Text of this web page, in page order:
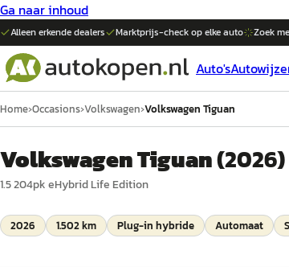
Ga naar inhoud
Alleen erkende dealers Marktprijs-check op elkeauto Zoek
Auto's
Home›Occasions›Volkswagen›Volkswagen Tiguan
Volkswagen Tiguan(2026)
1.5 204pk eHybrid Life Edition
2026 1.502 km Plug-in hybride Automaat